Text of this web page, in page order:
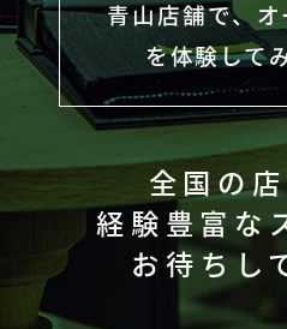
青山店舗で、
を体験して
全国の店
経験豊富な
お待ちし